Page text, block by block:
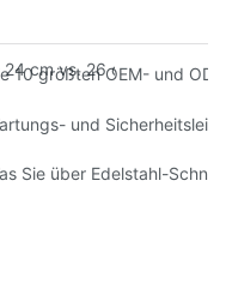
cm vs. 26 cm vs. 28 cm
10 größten OEM- und
– und
Sie über Edelstahl-